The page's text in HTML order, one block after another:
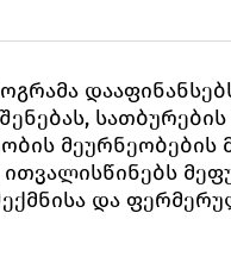
მეურნეობების
ითვალისწინებს
და